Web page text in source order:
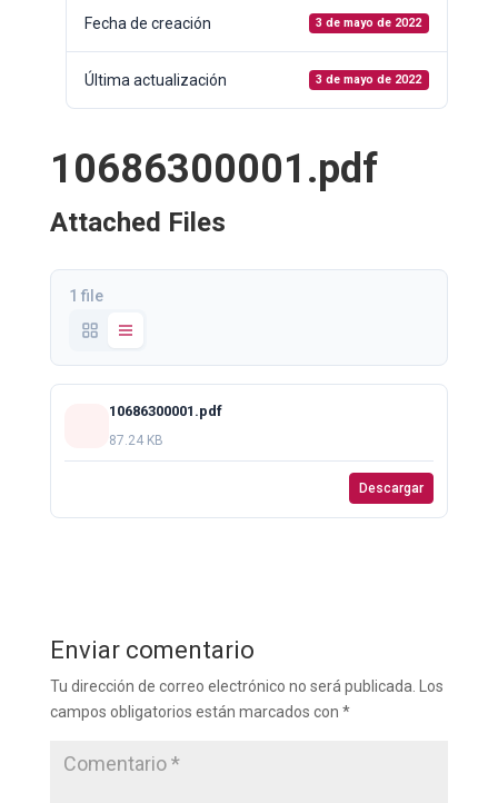
Fecha de creación 3 de mayo de 2022
Última actualización 3 de mayo de 2022
10686300001.pdf
Attached Files
1 file
10686300001.pdf
87.24 KB
Descargar
Enviar comentario
Tu dirección de correo electrónico no será publicada.
Los
campos obligatorios están marcados con *